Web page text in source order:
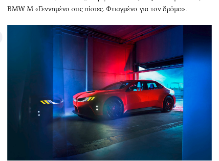
BMW M «Γεννημένο στις πίστες. Φτιαγμένο για τον δρόμο».